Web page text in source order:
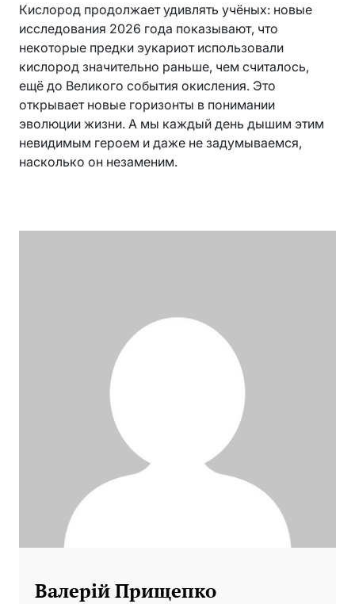
Кислород продолжает удивлять учёных: новые
исследования 2026 года показывают, что
некоторые предки эукариот использовали
кислород значительно раньше, чем считалось,
ещё до Великого события окисления. Это
открывает новые горизонты в понимании
эволюции жизни. А мы каждый день дышим этим
невидимым героем и даже не задумываемся,
насколько он незаменим.
Валерій Прищепко